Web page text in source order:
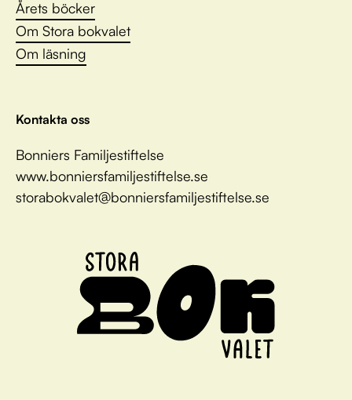
Årets böcker
Om Stora bokvalet
Om läsning
Kontakta oss
Bonniers Familjestiftelse
www.bonniersfamiljestiftelse.se
storabokvalet@bonniersfamiljestiftelse.se